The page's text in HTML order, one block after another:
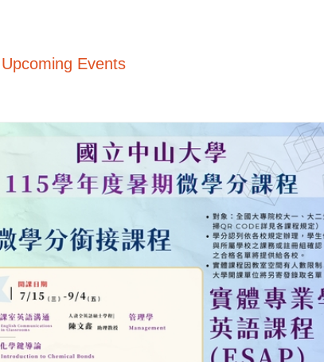
Upcoming Events